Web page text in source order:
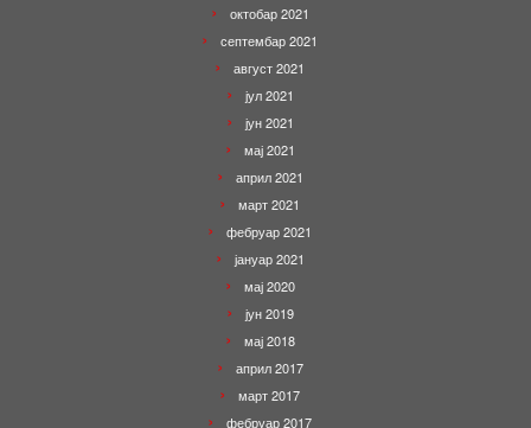
октобар 2021
септембар 2021
август 2021
јул 2021
јун 2021
мај 2021
април 2021
март 2021
фебруар 2021
јануар 2021
мај 2020
јун 2019
мај 2018
април 2017
март 2017
фебруар 2017